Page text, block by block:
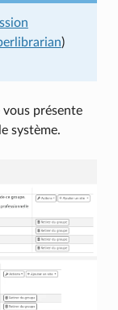
)
présente
système.